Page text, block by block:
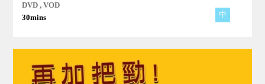
DVD , VOD
30mins
中